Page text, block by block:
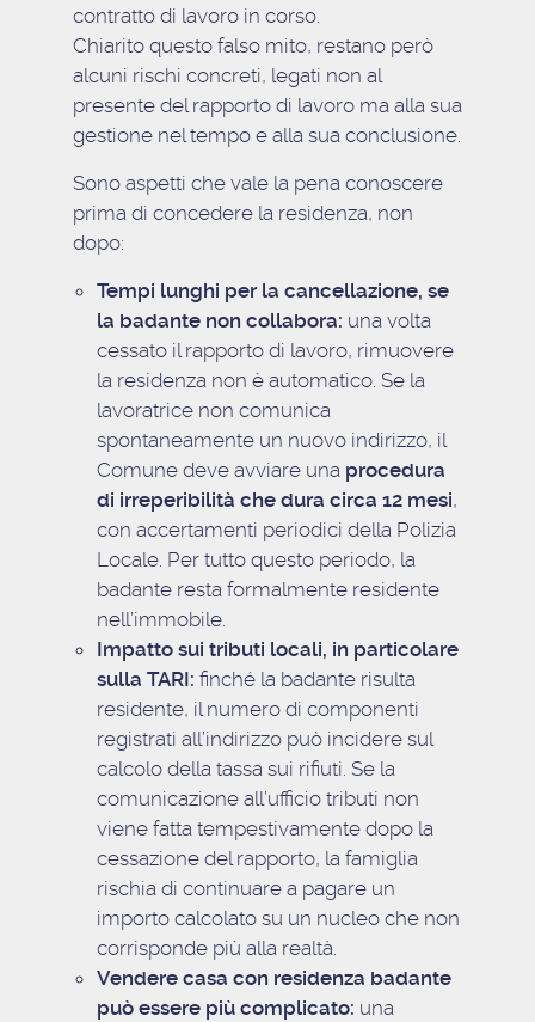
contratto di lavoro in corso.
Chiarito questo falso mito, restano però
alcuni rischi concreti, legati non al
presente del rapporto di lavoro ma alla sua
gestione nel tempo e alla sua conclusione.
Sono aspetti che vale la pena conoscere
prima di concedere la residenza, non
dopo:
Tempi lunghi per la cancellazione, se
la badante non collabora: una volta
cessato il rapporto di lavoro, rimuovere
la residenza non è automatico. Se la
lavoratrice non comunica
spontaneamente un nuovo indirizzo, il
Comune deve avviare una procedura
di irreperibilità che dura circa 12 mesi,
con accertamenti periodici della Polizia
Locale. Per tutto questo periodo, la
badante resta formalmente residente
nell’immobile.
Impatto sui tributi locali, in particolare
sulla TARI: finché la badante risulta
residente, il numero di componenti
registrati all’indirizzo può incidere sul
calcolo della tassa sui rifiuti. Se la
comunicazione all’ufficio tributi non
viene fatta tempestivamente dopo la
cessazione del rapporto, la famiglia
rischia di continuare a pagare un
importo calcolato su un nucleo che non
corrisponde più alla realtà.
Vendere casa con residenza badante
può essere più complicato: una